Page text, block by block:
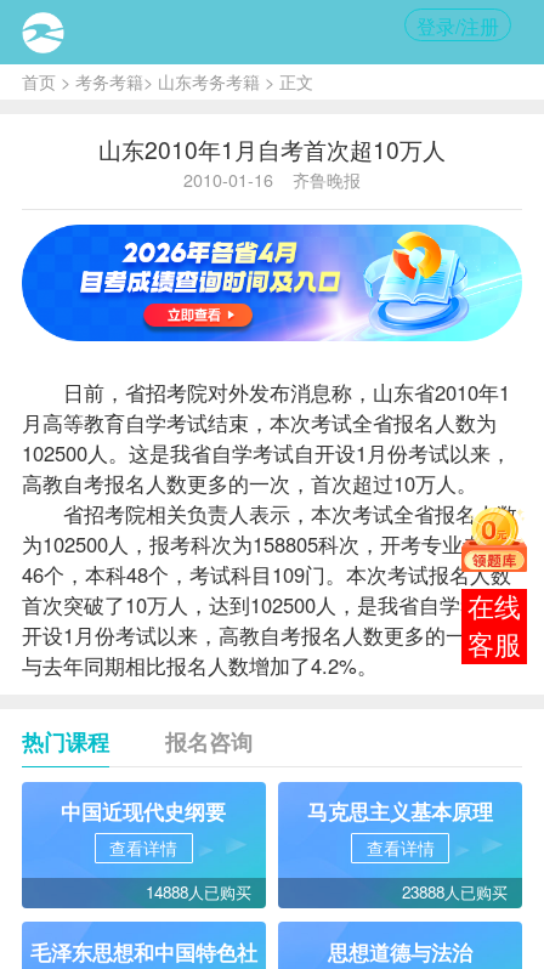
登录/注册
首页> 考务考籍> 山东考务考籍 > 正文
山东2010年1月自考首次超10万人
2010-01-16 齐鲁晚报
日前，省招考院对外发布消息称，山东省2010年1
月高等教育自学考试结束，本次考试全省报名 人数为
102500人。这是我省自学考试自开设1月份考试以来，
高教自考报名 人数更多的一次，首次超过10万人。
省招考院相关负责人表示，本次考试全省报名人数
为102500人， 报考科次为158805科次，开考专业专科
46个，本科48个，考试科目109门。本次考试报名人数
首次突破了10万人，达到102500人，是我省自学考试自
开设1月份考试以来，高教自考报名人数更多的一次，
与去年同期相比报名人数增加了4.2%。
热门课程 报名咨询
中国近现代史纲要
查看详情
14888人已购买
马克思主义基本原理
查看详情
23888人已购买
毛泽东思想和中国特色社
思想道德与法治
报考
咨询